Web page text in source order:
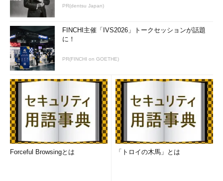
PR(dentsu Japan)
FINCHI主催「IVS2026」トークセッションが話題
に！
PR(FINCHI on GOETHE)
Forceful Browsingとは 「トロイの木馬」とは